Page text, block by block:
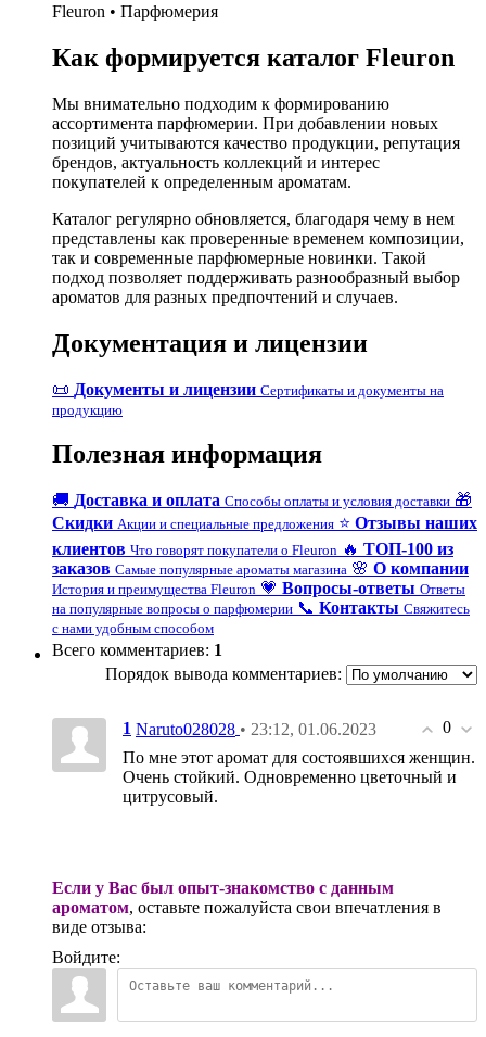
Fleuron • Парфюмерия
Как формируется каталог Fleuron
Мы внимательно подходим к формированию
ассортимента парфюмерии. При добавлении новых
позиций учитываются качество продукции, репутация
брендов, актуальность коллекций и интерес
покупателей к определенным ароматам.
Каталог регулярно обновляется, благодаря чему в нем
представлены как проверенные временем композиции,
так и современные парфюмерные новинки. Такой
подход позволяет поддерживать разнообразный выбор
ароматов для разных предпочтений и случаев.
Документация и лицензии
📜 Документы и лицензии Сертификаты и документы на
продукцию
Полезная информация
🚚 Доставка и оплата Способы оплаты и условия доставки 🎁
Скидки Акции и специальные предложения ⭐ Отзывы наших
клиентов Что говорят покупатели о Fleuron 🔥 ТОП-100 из
заказов Самые популярные ароматы магазина 🌸 О компании
История и преимущества Fleuron 💗 Вопросы-ответы Ответы
на популярные вопросы о парфюмерии 📞 Контакты Свяжитесь
с нами удобным способом
Всего комментариев: 1
Порядок вывода комментариев:
0
1 Naruto028028 • 23:12, 01.06.2023
По мне этот аромат для состоявшихся женщин.
Очень стойкий. Одновременно цветочный и
цитрусовый.
Если у Вас был опыт-знакомство с данным
ароматом, оставьте пожалуйста свои впечатления в
виде отзыва:
Войдите: